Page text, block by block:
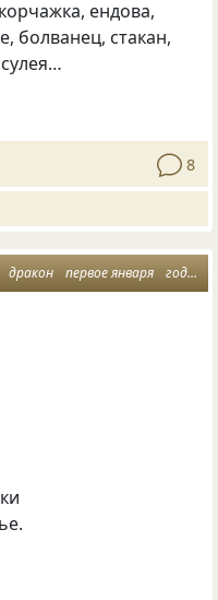
корчажка, ендова,
, болванец, стакан,
сулея…
8
дракон первое января год дракона